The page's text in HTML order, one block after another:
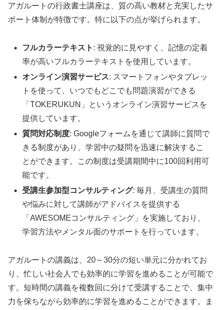
アガルートの行政書士講座は、質の高い教材と充実したサ
ポート体制が特徴です。特に以下の点が挙げられます。
フルカラーテキスト : 視覚的に見やすく、記憶の定着
率が高いフルカラーテキストを使用しています。
オンライン演習サービス: スマートフォンやタブレッ
トを使って、いつでもどこでも問題演習ができる
「TOKERUKUN」というオンライン演習サービスを
提供しています。
質問対応制度: Googleフォームを通じて講師に質問で
きる制度があり、学習中の疑問を迅速に解決するこ
とができます。この制度は受講期間中に100回利用可
能です。
受講生参加型コンサルティング: 毎月、受講生の質問
や悩みに対して講師がアドバイスを提供する
「AWESOMEコンサルティング」を実施しており、
学習方法やメンタル面のサポートを行っています。
アガルートの講義は、20～30分の短い単元に分かれてお
り、忙しい社会人でも効率的に学習を進めることが可能で
す。短時間の講義を複数回に分けて受講することで、集中
力を保ちながら効率的に学習を進めることができます。ま